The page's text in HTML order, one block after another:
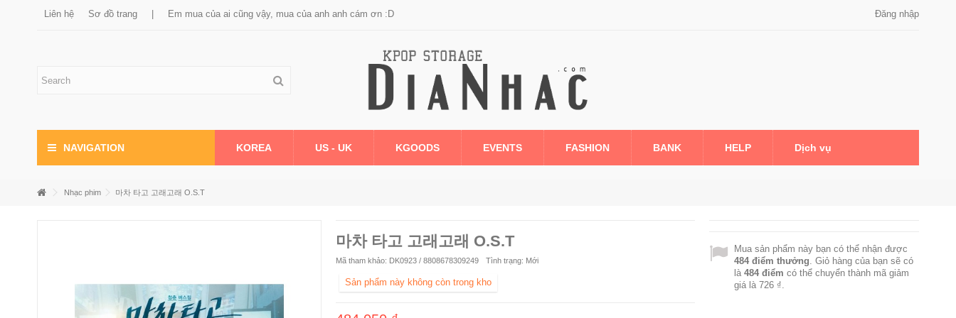
Liên hệ Sơ đồ trang Em mua của ai cũng vậy, mua của anh anh cám ơn :D Đăng nhập
NAVIGATION KOREA US - UK KGOODS EVENTS FASHION BANK HELP Dịch vụ
Nhạc phim 마차 타고 고래고래 O.S.T
마차 타고 고래고래 O.S.T
Mã tham khảo: DK0923 / 8808678309249 Tình trạng: Mới
Sản phẩm này không còn trong kho
Mua sản phẩm này bạn có thể nhận được
484điểm thưởng. Giỏ hàng của bạn sẽ có
là 484điểm có thể chuyển thành mã giảm
giá là 726 ₫.